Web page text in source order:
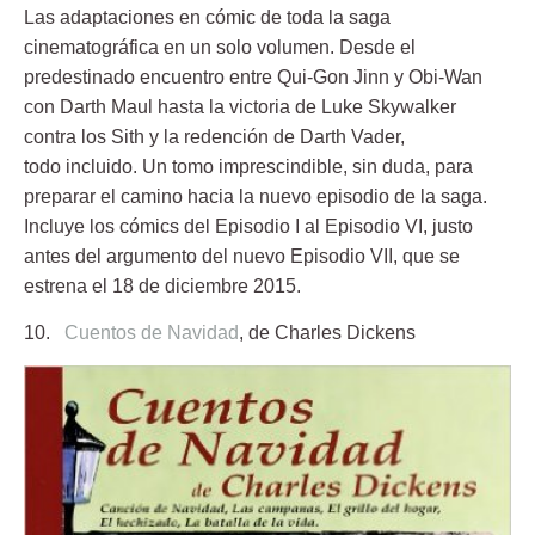
Las adaptaciones en cómic de toda la saga
cinematográfica en un solo volumen. Desde el
predestinado encuentro entre Qui-Gon Jinn y Obi-Wan
con Darth Maul hasta la victoria de Luke Skywalker
contra los Sith y la redención de Darth Vader,
todo incluido. Un tomo imprescindible, sin duda, para
preparar el camino hacia la nuevo episodio de la saga.
Incluye los cómics del Episodio I al Episodio VI, justo
antes del argumento del nuevo Episodio VII, que se
estrena el 18 de diciembre 2015.
10. Cuentos de Navidad, de Charles Dickens